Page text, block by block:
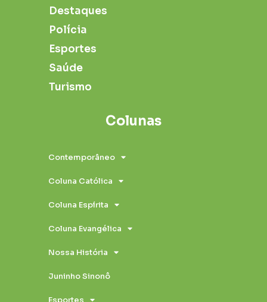
Destaques
Polícia
Esportes
Saúde
Turismo
Colunas
Contemporâneo
Coluna Católica
Coluna Espírita
Coluna Evangélica
Nossa História
Juninho Sinonô
Esportes